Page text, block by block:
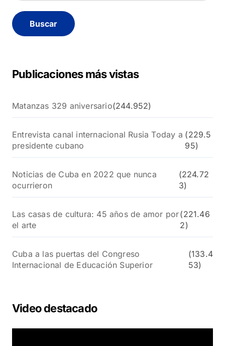
c
a
Publicaciones más vistas
Matanzas 329 aniversario(244.952)
Entrevista canal internacional Rusia Today a
presidente cubano
(229.5
95)
Noticias de Cuba en 2022 que nunca
ocurrieron
(224.72
3)
Las casas de cultura: 45 años de amor por
el arte
(221.46
2)
Cuba a las puertas del Congreso
Internacional de Educación Superior
(133.4
53)
Video destacado